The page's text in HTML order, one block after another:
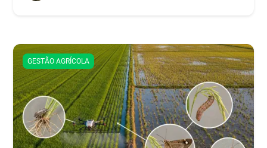
GESTÃO AGRÍCOLA